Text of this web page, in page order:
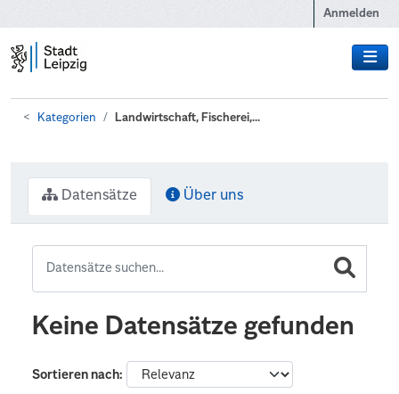
Anmelden
Kategorien Landwirtschaft, Fischerei,...
Datensätze Über uns
Keine Datensätze gefunden
Sortieren nach